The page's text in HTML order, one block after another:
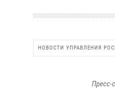
НОВОСТИ УПРАВЛЕНИЯ
Пресс-